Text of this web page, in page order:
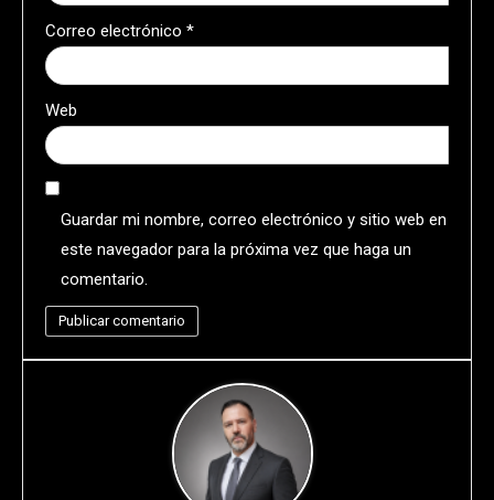
Correo electrónico *
Web
Guardar mi nombre, correo electrónico y sitio web en
este navegador para la próxima vez que haga un
comentario.